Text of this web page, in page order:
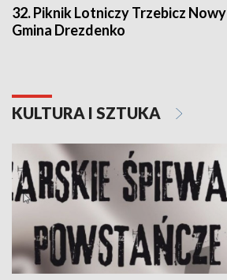
32. Piknik Lotniczy Trzebicz Nowy
Gmina Drezdenko
KULTURA I SZTUKA